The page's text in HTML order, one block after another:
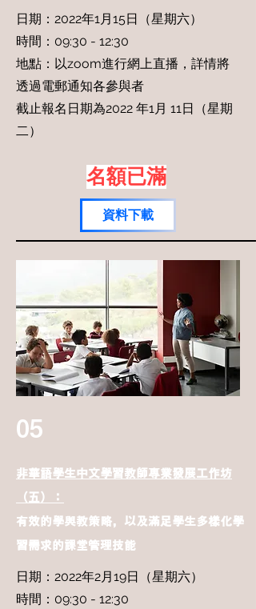
日期：2022年1月15日（星期六）
時間：09:30 - 12:30
地點： 以zoom進行網上直播，詳情將
透過電郵通知各參與者
截止報名日期為2022 年1月 11日（星期
二）
名額已滿
資料下載
05
非華語學生中文學習教師專業發展工作坊
（五）：
有效的學與教策略，以及滿足學生多樣化學
習需求的課堂管理技能
日期：2022年2月19日（星期六）
時間：09:30 - 12:30